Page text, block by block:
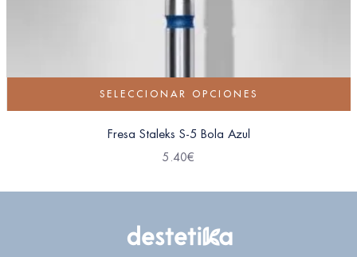
SELECCIONAR OPCIONES
Fresa Staleks S-5 Bola Azul
5.40€